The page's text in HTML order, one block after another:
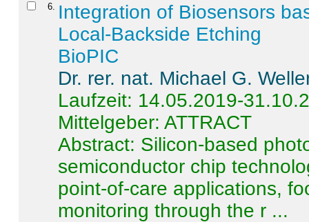
6
Integration of Biosensors
Local-Backside Etching
BioPIC
Dr. rer. nat. Michael G.
Laufzeit: 14.05.2019-
Mittelgeber: ATTRACT
Abstract: Silicon-based
semiconductor chip
point-of-care applications,
monitoring through the r ...